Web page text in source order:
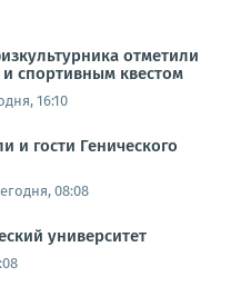
отметили
спортивным квестом
16:10
и гости Генического
08:08
университет